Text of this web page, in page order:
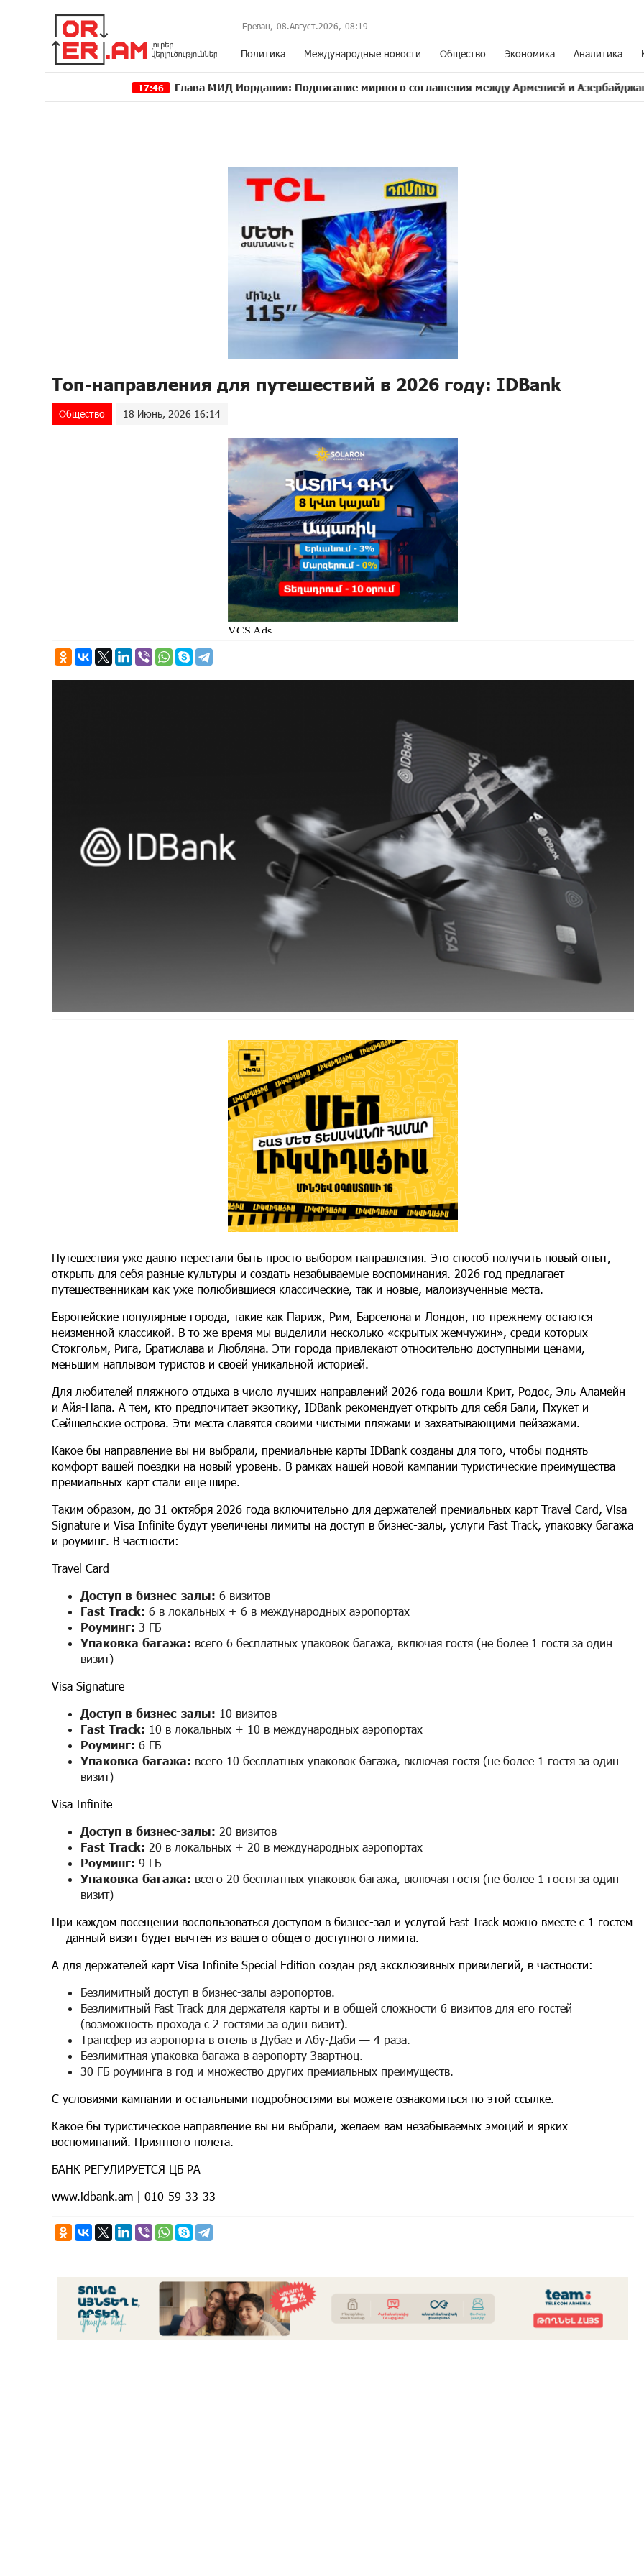
Ереван, 08.Август.2026, 08:19
Политика Международные новости Общество Экономика Аналитика
Глава МИД Иордании: Подписание мирного соглашения между Арменией и Азербайджаном близко
Топ-направления для путешествий в 2026 году: IDBank
Общество 18 Июнь, 2026 16:14
Путешествия уже давно перестали быть просто выбором направления. Это способ получить новый опыт,
открыть для себя разные культуры и создать незабываемые воспоминания. 2026 год предлагает
путешественникам как уже полюбившиеся классические, так и новые, малоизученные места.
Европейские популярные города, такие как Париж, Рим, Барселона и Лондон, по-прежнему остаются
неизменной классикой. В то же время мы выделили несколько «скрытых жемчужин», среди которых
Стокгольм, Рига, Братислава и Любляна. Эти города привлекают относительно доступными ценами,
меньшим наплывом туристов и своей уникальной историей.
Для любителей пляжного отдыха в число лучших направлений 2026 года вошли Крит, Родос, Эль-Аламейн
и Айя-Напа. А тем, кто предпочитает экзотику, IDBank рекомендует открыть для себя Бали, Пхукет и
Сейшельские острова. Эти места славятся своими чистыми пляжами и захватывающими пейзажами.
Какое бы направление вы ни выбрали, премиальные карты IDBank созданы для того, чтобы поднять
комфорт вашей поездки на новый уровень. В рамках нашей новой кампании туристические преимущества
премиальных карт стали еще шире.
Таким образом, до 31 октября 2026 года включительно для держателей премиальных карт Travel Card, Visa
Signature и Visa Infinite будут увеличены лимиты на доступ в бизнес-залы, услуги Fast Track, упаковку багажа
и роуминг. В частности:
Travel Card
Доступ в бизнес-залы: 6 визитов
Fast Track: 6 в локальных + 6 в международных аэропортах
Роуминг: 3 ГБ
Упаковка багажа: всего 6 бесплатных упаковок багажа, включая гостя (не более 1 гостя за один
визит)
Visa Signature
Доступ в бизнес-залы: 10 визитов
Fast Track: 10 в локальных + 10 в международных аэропортах
Роуминг: 6 ГБ
Упаковка багажа: всего 10 бесплатных упаковок багажа, включая гостя (не более 1 гостя за один
визит)
Visa Infinite
Доступ в бизнес-залы: 20 визитов
Fast Track: 20 в локальных + 20 в международных аэропортах
Роуминг: 9 ГБ
Упаковка багажа: всего 20 бесплатных упаковок багажа, включая гостя (не более 1 гостя за один
визит)
При каждом посещении воспользоваться доступом в бизнес-зал и услугой Fast Track можно вместе с 1 гостем
— данный визит будет вычтен из вашего общего доступного лимита.
А для держателей карт Visa Infinite Special Edition создан ряд эксклюзивных привилегий, в частности:
Безлимитный доступ в бизнес-залы аэропортов.
Безлимитный Fast Track для держателя карты и в общей сложности 6 визитов для его гостей
(возможность прохода с 2 гостями за один визит).
Трансфер из аэропорта в отель в Дубае и Абу-Даби — 4 раза.
Безлимитная упаковка багажа в аэропорту Звартноц.
30 ГБ роуминга в год и множество других премиальных преимуществ.
С условиями кампании и остальными подробностями вы можете ознакомиться по этой ссылке.
Какое бы туристическое направление вы ни выбрали, желаем вам незабываемых эмоций и ярких
воспоминаний. Приятного полета.
БАНК РЕГУЛИРУЕТСЯ ЦБ РА
www.idbank.am | 010-59-33-33